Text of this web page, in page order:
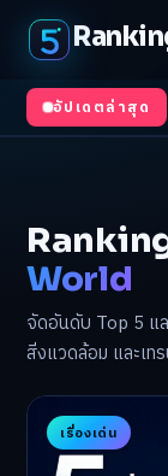
อัปเดตล่าสุด
จต้องจับตา/Health
World
จัดอันดับ Top 5 แล
สิ่งแวดล้อม และเท
เรื่องเด่น